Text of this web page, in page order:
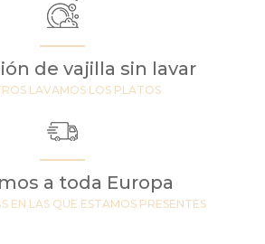
de vajilla sin lavar
LAVAMOS LOS PLATOS
a toda Europa
EN LAS QUE ESTAMOS PRESENTES